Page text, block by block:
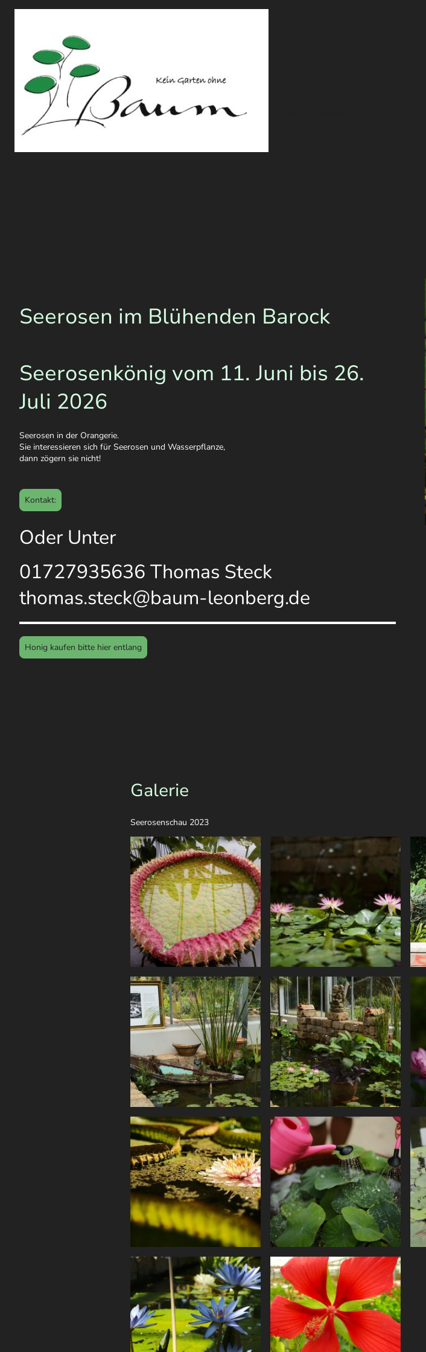
Seerosen im Blühenden Barock
Seerosenkönig vom 11. Juni bis 26.
Juli 2026
Seerosen in der Orangerie.
Sie interessieren sich für Seerosen und Wasserpflanze,
dann zögern sie nicht!
Kontakt:
Oder Unter
01727935636 Thomas Steck
thomas.steck@baum-leonberg.de
Honig kaufen bitte hier entlang
Galerie
Seerosenschau 2023